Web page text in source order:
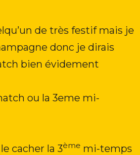
de très festif mais je
donc je dirais
bien évidement
ou la 3eme mi-
cacher la 3ème mi-temps